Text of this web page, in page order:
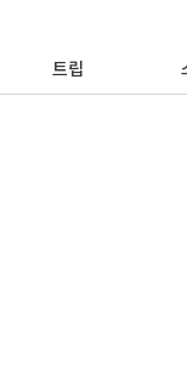
트립